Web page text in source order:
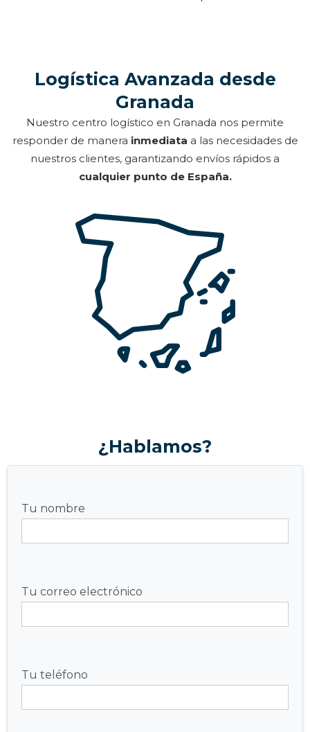
Logística Avanzada desde
Granada
Nuestro centro logístico en Granada nos permite
responder de manera inmediata a las necesidades de
nuestros clientes, garantizando envíos rápidos a
cualquier punto de España.
¿Hablamos?
Tu nombre
Tu correo electrónico
Tu teléfono